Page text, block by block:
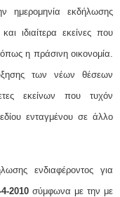
εκδήλωσης
ιδιαίτερα εκείνες που
η πράσινη οικονομία.
των νέων θέσεων
εκείνων που τυχόν
ενταγμένου σε άλλο
ενδιαφέροντος για
4-2010 σύμφωνα με την με